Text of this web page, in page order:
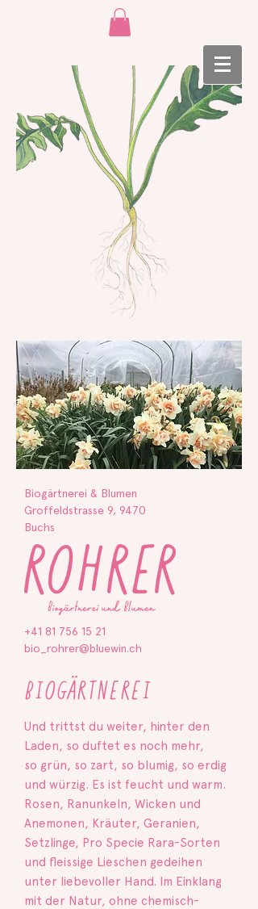
Biogärtnerei & Blumen
Groffeldstrasse 9, 9470
Buchs
+41 81 756 15 21
bio_rohrer@bluewin.ch
BIOGÄRTNEREI
Und trittst du weiter, hinter den
Laden, so duftet es noch mehr,
so grün, so zart, so blumig, so erdig
und würzig. Es ist feucht und warm.
Rosen, Ranunkeln, Wicken und
Anemonen, Kräuter, Geranien,
Setzlinge, Pro Specie Rara-Sorten
und fleissige Lieschen gedeihen
unter liebevoller Hand. Im Einklang
mit der Natur, ohne chemisch-